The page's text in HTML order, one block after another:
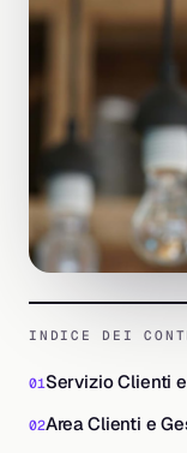
INDICE DEI
Servizio Clienti
Area Clienti e